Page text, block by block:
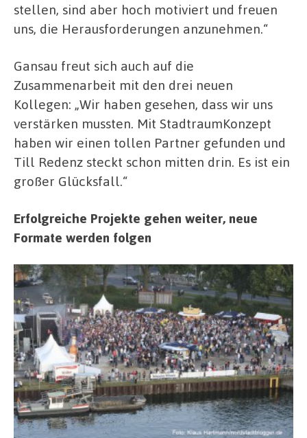
stellen, sind aber hoch motiviert und freuen
uns, die Herausforderungen anzunehmen.“
Gansau freut sich auch auf die
Zusammenarbeit mit den drei neuen
Kollegen: „Wir haben gesehen, dass wir uns
verstärken mussten. Mit StadtraumKonzept
haben wir einen tollen Partner gefunden und
Till Redenz steckt schon mitten drin. Es ist ein
großer Glücksfall.“
Erfolgreiche Projekte gehen weiter, neue
Formate werden folgen